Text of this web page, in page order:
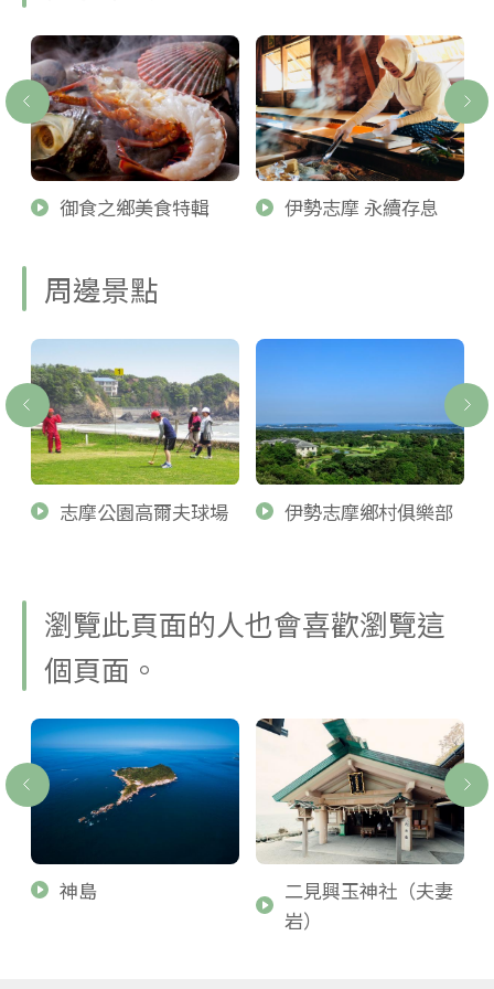
御食之鄉美食特輯 伊勢志摩 永續存息
周邊景點
志摩公園高爾夫球場 伊勢志摩鄉村俱樂部
瀏覽此頁面的人也會喜歡瀏覽這
個頁面。
神島
二見興玉神社（夫妻
岩）